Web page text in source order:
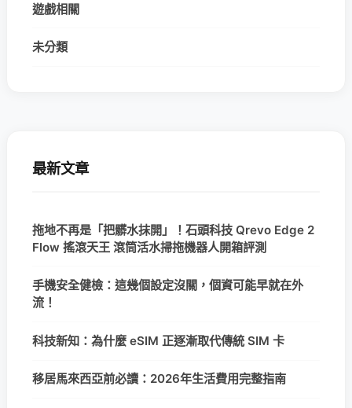
遊戲相關
未分類
最新文章
拖地不再是「把髒水抹開」！石頭科技 Qrevo Edge 2
Flow 搖滾天王 滾筒活水掃拖機器人開箱評測
手機安全健檢：這幾個設定沒關，個資可能早就在外
流！
科技新知：為什麼 eSIM 正逐漸取代傳統 SIM 卡
移居馬來西亞前必讀：2026年生活費用完整指南